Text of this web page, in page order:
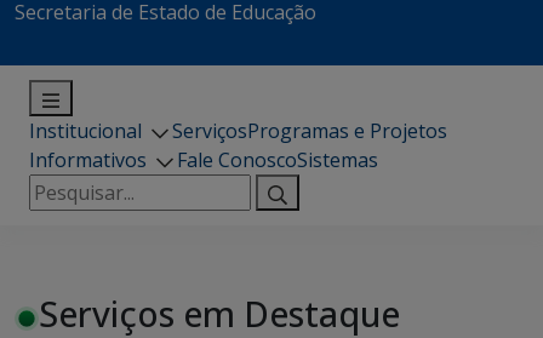
Secretaria de Estado de Educação
Institucional ServiçosProgramas e Projetos
Informativos
Fale ConoscoSistemas
Pesquisar
por:
Serviços em Destaque